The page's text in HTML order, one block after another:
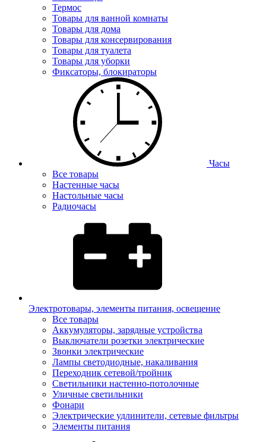
Термос
Товары для ванной комнаты
Товары для дома
Товары для консервирования
Товары для туалета
Товары для уборки
Фиксаторы, блокираторы
Часы
Все товары
Настенные часы
Настольные часы
Радиочасы
Электротовары, элементы питания, освещение
Все товары
Аккумуляторы, зарядные устройства
Выключатели розетки электрические
Звонки электрические
Лампы светодиодные, накаливания
Переходник сетевой/тройник
Светильники настенно-потолочные
Уличные светильники
Фонари
Электрические удлинители, сетевые фильтры
Элементы питания